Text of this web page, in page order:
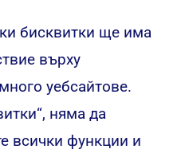
бисквитки ще има
върху
уебсайтове.
няма да
всички функции и